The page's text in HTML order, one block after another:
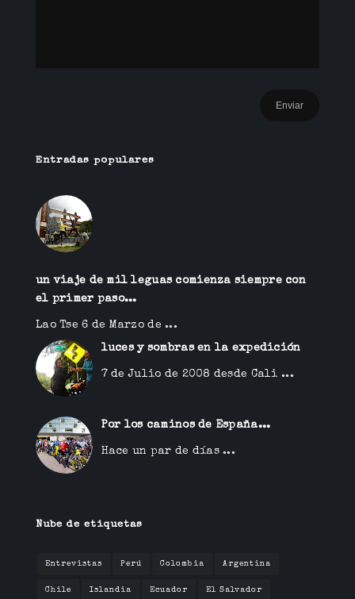
Entradas populares
un viaje de mil leguas comienza siempre con
el primer paso...
Lao Tse 6 de Marzo de ...
luces y sombras en la expedición
7 de Julio de 2008 desde Cali ...
Por los caminos de España...
Hace un par de días ...
Nube de etiquetas
Entrevistas Perú Colombia Argentina
Chile Islandia Ecuador El Salvador